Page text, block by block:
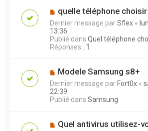
quelle téléphone choisir
Dernier message parSflex «
13:36
Publié dans Quel téléphone
Réponses : 1
Modele Samsung s8+
Dernier message par Fort0x «
22:39
Publié dans Samsung
Quel antivirus utilisez-